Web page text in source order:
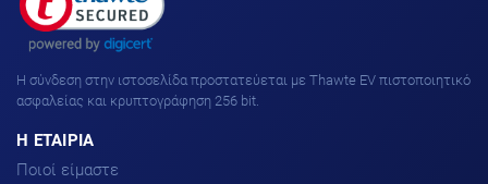
H σύνδεση στην ιστοσελίδα προστατεύεται με Thawte EV πιστοποιητικό
ασφαλείας και κρυπτογράφηση 256 bit.
H ΕΤΑΙΡΙΑ
Ποιοί είμαστε